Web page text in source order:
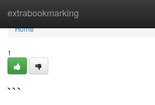
extrabookmarking
Home
Home
1
```